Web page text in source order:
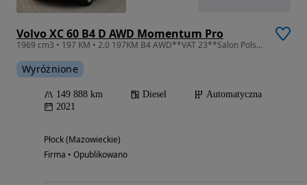
Volvo XC 60 B4 D AWD Momentum Pro
1969 cm3 • 197 KM • 2.0 197KM B4 AWD**VAT 23**Salon Polska !!!
Wyróżnione
149 888 km Diesel
Automatyczna
2021
Płock (Mazowieckie)
Firma • Opublikowano